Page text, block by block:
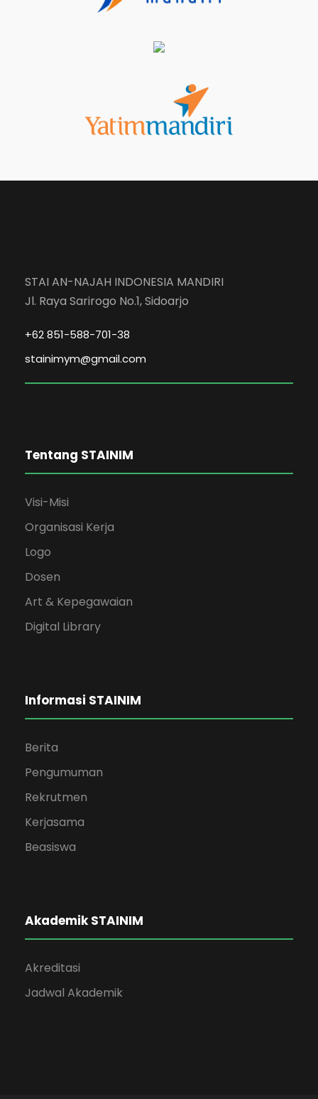
STAI AN-NAJAH INDONESIA MANDIRI
Jl. Raya Sarirogo No.1, Sidoarjo
+62 851-588-701-38
stainimym@gmail.com
Tentang STAINIM
Visi-Misi
Organisasi Kerja
Logo
Dosen
Art & Kepegawaian
Digital Library
Informasi STAINIM
Berita
Pengumuman
Rekrutmen
Kerjasama
Beasiswa
Akademik STAINIM
Akreditasi
Jadwal Akademik